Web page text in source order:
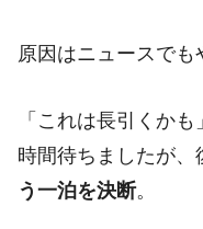
原因はニュースでも
「これは長引くか
時間待ちましたが、
う一泊を決断。